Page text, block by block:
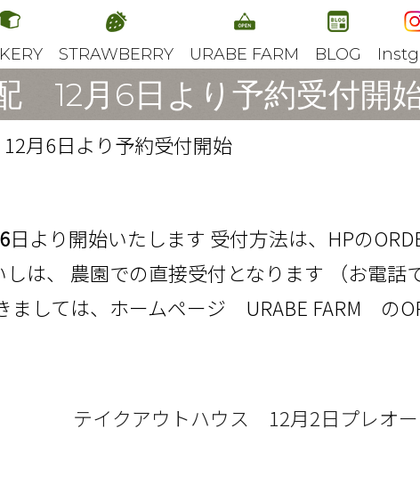
STRAWBERRY URABE FARM BLOG
12月6日より予約受付開
月6日より予約受付開始
日より開始いたします 受付方法は、HPの
は、 農園での直接受付となります （お電話
ましては、ホームページ URABE FARM の
テイクアウトハウス 12月2日プレオー